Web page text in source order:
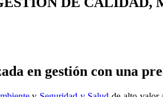
en gestión con una